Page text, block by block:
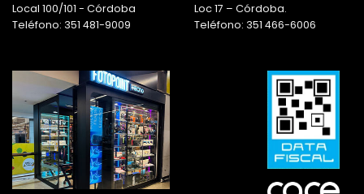
Local 100/101 - Córdoba
Teléfono: 351 481-9009
Loc 17 – Córdoba.
Teléfono: 351 466-6006